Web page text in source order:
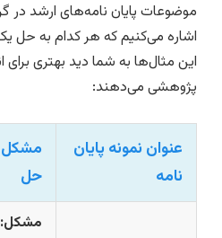
موضوعات پایان نامه‌های ارشد در
اشاره می‌کنیم که هر کدام به حل
این مثال‌ها به شما دید بهتری
پژوهشی می‌دهند:
عنوان نمونه پایان
نامه
مشکل
حل
مشکل: